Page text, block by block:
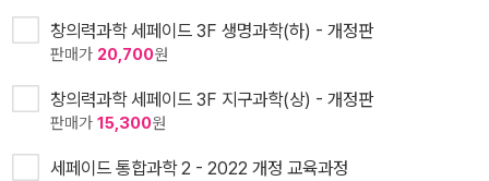
창의력과학 세페이드 3F 생명과학(하) - 개정판
판매가 20,700원
창의력과학 세페이드 3F 지구과학(상) - 개정판
판매가 15,300원
세페이드 통합과학 2 - 2022 개정 교육과정